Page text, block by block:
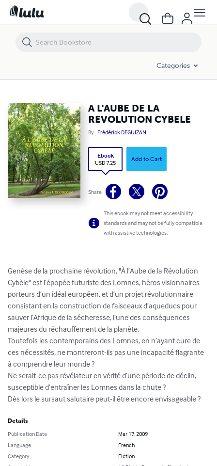
Categories
A L'AUBE DE LA
REVOLUTION CYBELE
By Frédérick DEGUIZAN
Ebook
USD 7.25
Add to Cart
Share
This ebook may not meet accessibility
standards and may not be fully compatible
with assistive technologies.
Genèse de la prochaine révolution, "À l’Aube de la Révolution
Cybèle" est l’épopée futuriste des Lomnes, héros visionnaires
porteurs d’un idéal européen, et d’un projet révolutionnaire
consistant en la construction de faisceaux d’aqueducs pour
sauver l’Afrique de la sécheresse, l’une des conséquences
majeures du réchauffement de la planète.
Toutefois les contemporains des Lomnes, en n’ayant cure de
ces nécessités, ne montreront-ils pas une incapacité flagrante
à comprendre leur monde ?
Ne serait-ce pas révélateur en vérité d’une période de déclin,
susceptible d’entraîner les Lomnes dans la chute ?
Dès lors le sursaut salutaire peut-il être encore envisageable ?
Details
Publication Date
Mar 17, 2009
Language
French
Category
Fiction
A L'AUBE DE LA REVOLUTION CYBELE